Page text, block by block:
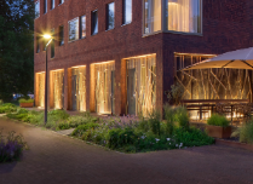
Douche
Toilet in badkamer
Buiten
Fietsberging afsluitbaar
Laadpaal voor auto's